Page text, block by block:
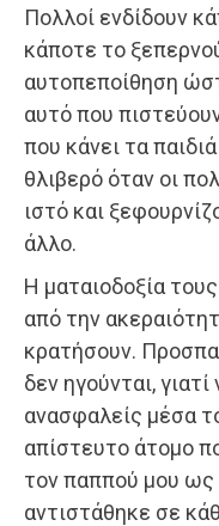
Πολλοί ενδίδουν
κάποτε το
αυτοπεποίθηση
αυτό που
που κάνει τα
θλιβερό όταν οι
ιστό και
άλλο.
Η ματαιοδοξία
από την
κρατήσουν.
δεν ηγούνται,
ανασφαλείς μέσα
απίστευτο άτομο
τον παππού μου ως
αντιστάθηκε σε